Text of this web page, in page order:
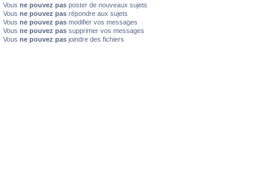
Vous ne pouvez pas poster de nouveaux sujets
Vous ne pouvez pas répondre aux sujets
Vous ne pouvez pas modifier vos messages
Vous ne pouvez pas supprimer vos messages
Vous ne pouvez pas joindre des fichiers